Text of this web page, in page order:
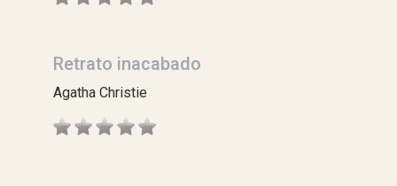
Retrato inacabado
Agatha Christie